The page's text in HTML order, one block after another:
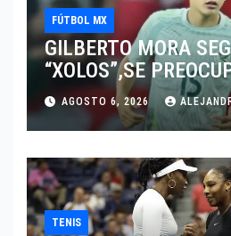
FÚTBOL MX
GILBERTO MORA
“XOLOS”,SE
JUGAR EN SU
AGOSTO 6, 2026
TENIS